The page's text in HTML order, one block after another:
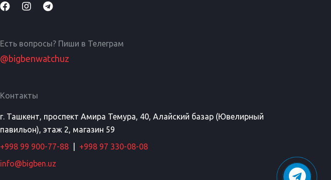
Есть вопросы? Пиши в Телеграм
@bigbenwatchuz
Контакты
г. Ташкент, проспект Амира Темура, 40, Алайский базар (Ювелирный
павильон), этаж 2, магазин 59
+998 99 900-77-88
+998 97 330-08-08
info@bigben.uz